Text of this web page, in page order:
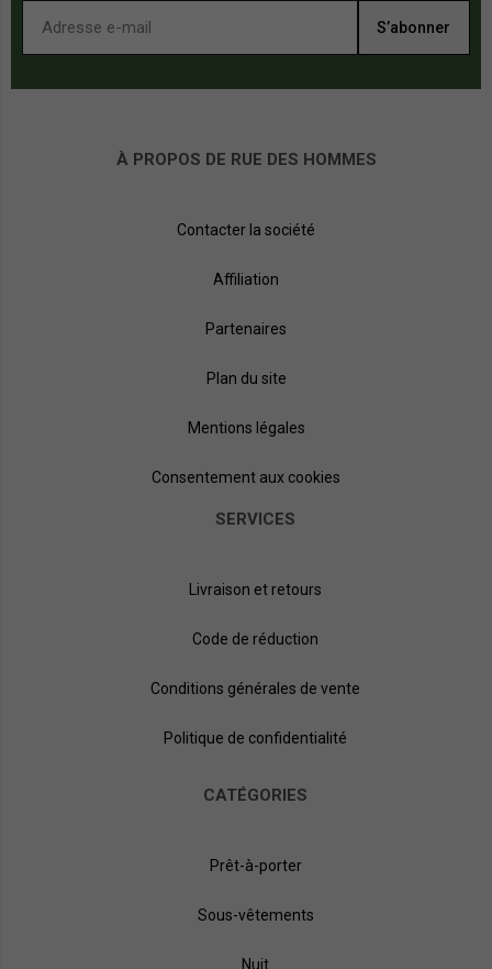
S’abonner
À PROPOS DE RUE DES HOMMES
Contacter la société
Affiliation
Partenaires
Plan du site
Mentions légales
Consentement aux cookies
SERVICES
Livraison et retours
Code de réduction
Conditions générales de vente
Politique de confidentialité
CATÉGORIES
Prêt-à-porter
Sous-vêtements
Nuit